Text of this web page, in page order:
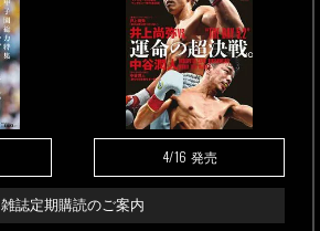
4/16 発売
雑誌定期購読のご案内